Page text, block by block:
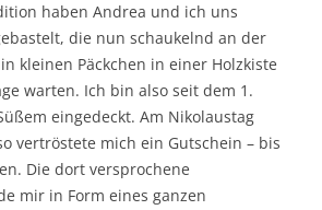
haben Andrea und ich uns
die nun schaukelnd an der
kleinen Päckchen in einer Holzkiste
warten. Ich bin also seit dem 1.
eingedeckt. Am Nikolaustag
vertröstete mich ein Gutschein – bis
Die dort versprochene
mir in Form eines ganzen